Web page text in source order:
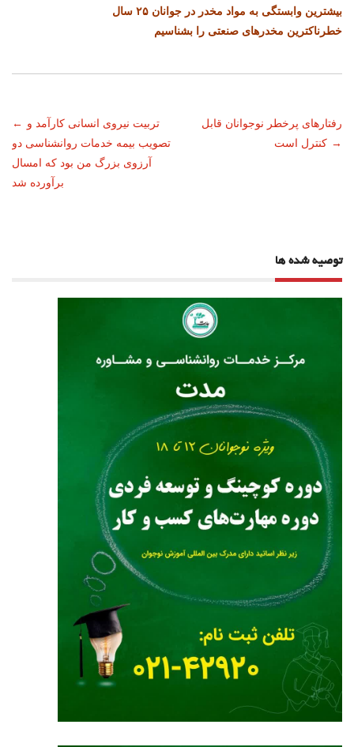
بیشترین وابستگی به مواد مخدر در جوانان ۲۵ سال
خطرناکترین مخدرهای صنعتی را بشناسیم
ناوبری
نوشته
← تربیت نیروی انسانی کارآمد و
تصویب بیمه خدمات روانشناسی دو
آرزوی بزرگ من بود که امسال
برآورده شد
رفتارهای پرخطر نوجوانان قابل
کنترل است →
توصیه شده ها